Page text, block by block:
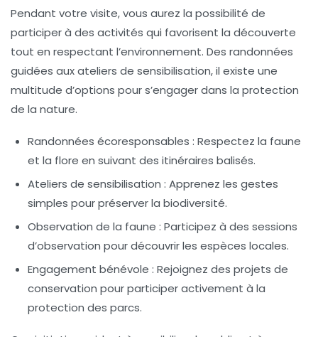
Pendant votre visite, vous aurez la possibilité de
participer à des activités qui favorisent la découverte
tout en respectant l’environnement. Des randonnées
guidées aux ateliers de sensibilisation, il existe une
multitude d’options pour s’engager dans la protection
de la nature.
Randonnées écoresponsables : Respectez la faune
et la flore en suivant des itinéraires balisés.
Ateliers de sensibilisation : Apprenez les gestes
simples pour préserver la biodiversité.
Observation de la faune : Participez à des sessions
d’observation pour découvrir les espèces locales.
Engagement bénévole : Rejoignez des projets de
conservation pour participer activement à la
protection des parcs.